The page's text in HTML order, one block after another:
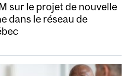
sur le projet de nouvelle
dans le réseau de